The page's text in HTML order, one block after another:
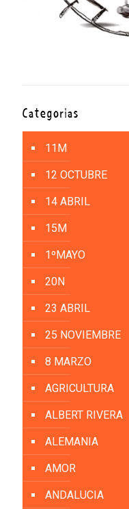
Categorías
11M
12 OCTUBRE
14 ABRIL
15M
1ºMAYO
20N
23 ABRIL
25 NOVIEMBRE
8 MARZO
AGRICULTURA
ALBERT RIVERA
ALEMANIA
AMOR
ANDALUCIA